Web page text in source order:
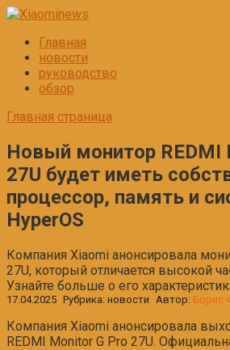
Перейти
контентуГлавная
новости
руководство
обзор
Главная страница
Новый монитор REDMI
27U будет иметь
процессор, память и
HyperOS
Компания Xiaomi анонсировала
27U, который отличается высокой
Узнайте больше о его
17.04.2025 Рубрика: новости Автор: Борис
Компания Xiaomi анонсировала
REDMI Monitor G Pro 27U.